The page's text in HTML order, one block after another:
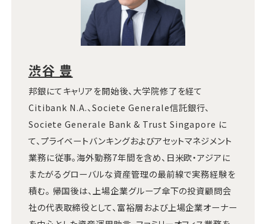
渋谷 豊
邦銀にてキャリアを開始後、大学院修了を経て
Citibank N.A.、Societe Generale信託銀行、
Societe Generale Bank & Trust Singapore に
て、プライベートバンキングおよびアセットマネジメント
業務に従事。海外勤務7年間を含め、日米欧・アジアに
またがるグローバルな資産管理の最前線で実務経験を
積む。 帰国後は、上場企業グループ傘下の投資顧問会
社の代表取締役として、富裕層および上場企業オーナー